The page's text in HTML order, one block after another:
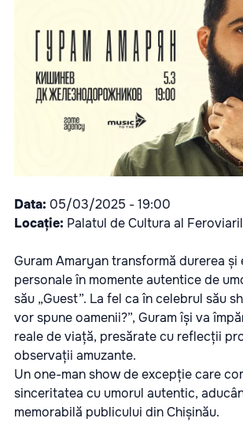
Data: 05/03/2025 - 19:00
Locație: Palatul de Cultura al
Guram Amaryan transformă durerea și
personale în momente autentice de
său „Guest”. La fel ca în celebrul său
vor spune oamenii?”, Guram își va
reale de viață, presărate cu reflecții
observații amuzante.
Un one-man show de excepție care
sinceritatea cu umorul autentic,
memorabilă publicului din Chișinău.